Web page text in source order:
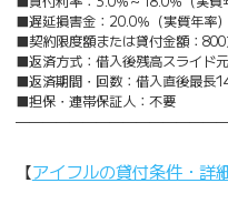
■遅延損害金：20.0％（実質年率）
■契約限度額または貸付金額：800
■返済方式：借入後残高スライド
■返済期間・回数：借入直後最長
■担保・連帯保証人：不要
【アイフルの貸付条件・詳